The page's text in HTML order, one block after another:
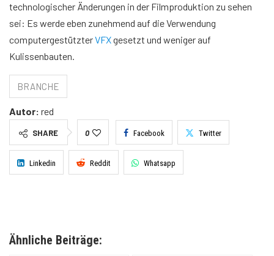
technologischer Änderungen in der Filmproduktion zu sehen
sei: Es werde eben zunehmend auf die Verwendung
computergestützterVFXgesetzt und weniger auf
Kulissenbauten.
BRANCHE
Autor: red
SHARE 0 Facebook Twitter
Linkedin Reddit Whatsapp
Ähnliche Beiträge: